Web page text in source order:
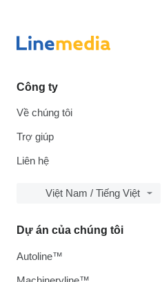
Công ty
Về chúng tôi
Trợ giúp
Liên hệ
Việt Nam / Tiếng Việt
Dự án của chúng tôi
Autoline™